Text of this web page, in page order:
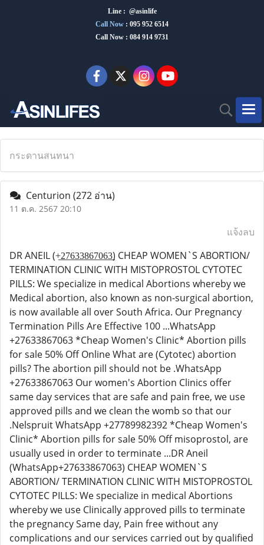
Line : @asinlife
Call Now : 095 952 6514
Call Now : 084 914 9731
กระดานสนทนา
Centurion (272 อ่าน)
11 ต.ค. 2567 20:10
แจ้งลบ
DR ANEIL (+̲2̲7̲6̲3̲3̲8̲6̲7̲0̲6̲3̲) CHEAP WOMEN`S ABORTION/
TERMINATION CLINIC WITH MISTOPROSTOL CYTOTEC
PILLS: We specialize in medical Abortions whereby we
Medical abortion, also known as non-surgical abortion,
is now available all over South Africa. Our Pregnancy
Termination Pills Are Effective 100 ...WhatsApp
+27633867063 *Cheap Women's Clinic* Abortion pills
for sale 50% Off Online What are (Cytotec) abortion
pills? The abortion pill should not be .WhatsApp
+27633867063 Our women's Abortion Clinics offer
same day services that are safe and pain free, we use
approved pills and we clean the womb so that our
.Nelspruit WhatsApp +27789982392 *Cheap Women's
Clinic* Abortion pills for sale 50% Off misoprostol, are
usually used in order to terminate ...DR Aneil
(WhatsApp+27633867063) CHEAP WOMEN`S
ABORTION/ TERMINATION CLINIC WITH MISTOPROSTOL
CYTOTEC PILLS: We specialize in medical Abortions
whereby we use Clinically approved pills to terminate
the pregnancy Same day, Pain free without any
complications and our services carried out by qualified